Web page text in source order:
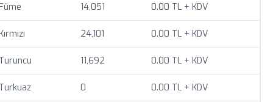
teklifi için bizimle iletişime geçin.
14,051 0.00 TL + KDV
24,101 0.00 TL + KDV
Turuncu 11,692 0.00 TL + KDV
Turkuaz 0 0.00 TL + KDV